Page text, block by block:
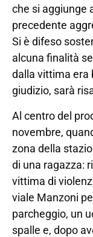
che si aggiunge
precedente
Si è difeso
alcuna finalità
dalla vittima era
giudizio, sarà
Al centro del
novembre,
zona della
di una ragazza:
vittima di
viale Manzoni
parcheggio, un
spalle e, dopo